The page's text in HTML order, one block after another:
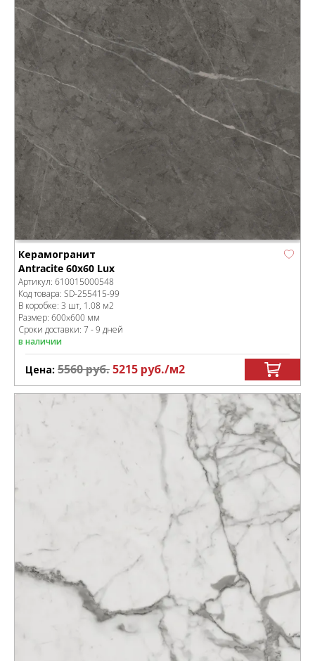
Керамогранит
Antracite 60x60 Lux
Артикул: 610015000548
Код товара: SD-255415-99
В коробке: 3 шт, 1.08 м2
Размер: 600x600 мм
Сроки доставки: 7 - 9 дней
в наличии
Цена: 5560руб.5215 руб./м2